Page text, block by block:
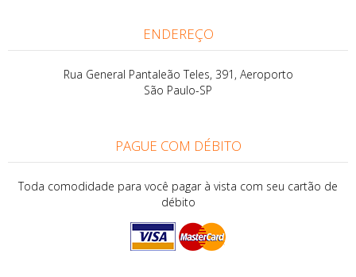
ENDEREÇO
Rua General Pantaleão Teles, 391, Aeroporto
São Paulo-SP
PAGUE COM DÉBITO
Toda comodidade para você pagar à vista com seu cartão de
débito